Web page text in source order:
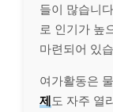
들이 많습니
로 인기가 높
마련되어 있
여가활동은
제도 자주 열